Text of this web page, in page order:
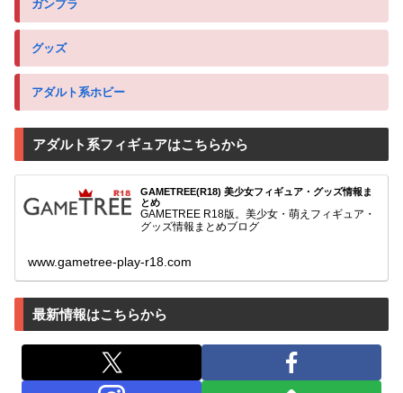
ガンプラ
グッズ
アダルト系ホビー
アダルト系フィギュアはこちらから
GAMETREE(R18) 美少女フィギュア・グッズ情報ま
とめ
GAMETREE R18版。美少女・萌えフィギュア・
グッズ情報まとめブログ
www.gametree-play-r18.com
最新情報はこちらから